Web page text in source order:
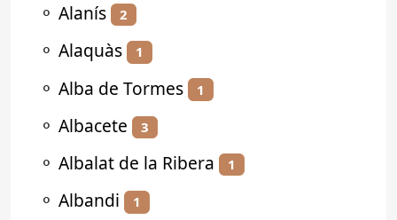
⚬ Alanís 2
⚬ Alaquàs 1
⚬ Alba de Tormes 1
⚬ Albacete 3
⚬ Albalat de la Ribera 1
⚬ Albandi 1